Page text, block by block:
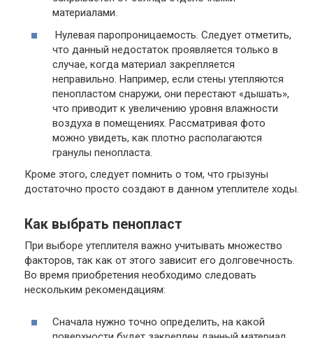
материалами.
Нулевая паропроницаемость. Следует отметить,
что данный недостаток проявляется только в
случае, когда материал закрепляется
неправильно. Например, если стены утепляются
пенопластом снаружи, они перестают «дышать»,
что приводит к увеличению уровня влажности
воздуха в помещениях. Рассматривая фото
можно увидеть, как плотно располагаются
гранулы пенопласта.
Кроме этого, следует помнить о том, что грызуны
достаточно просто создают в данном утеплителе ходы.
Как выбрать пенопласт
При выборе утеплителя важно учитывать множество
факторов, так как от этого зависит его долговечность.
Во время приобретения необходимо следовать
нескольким рекомендациям:
Сначала нужно точно определить, на какой